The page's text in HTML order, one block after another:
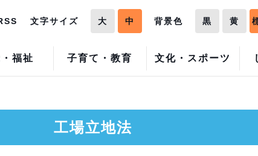
福祉 子育て・教育 文化・スポーツ
文字サイズ 大 中 背景色 黒 黄
工場立地法